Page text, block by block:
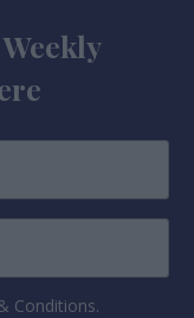
Conditions.